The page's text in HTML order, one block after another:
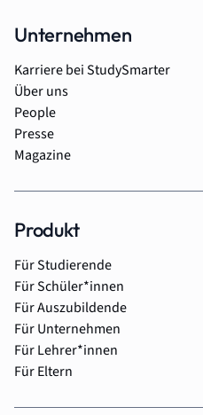
Unternehmen
Karriere bei StudySmarter
Über uns
People
Presse
Magazine
Produkt
Für Studierende
Für Schüler*innen
Für Auszubildende
Für Unternehmen
Für Lehrer*innen
Für Eltern